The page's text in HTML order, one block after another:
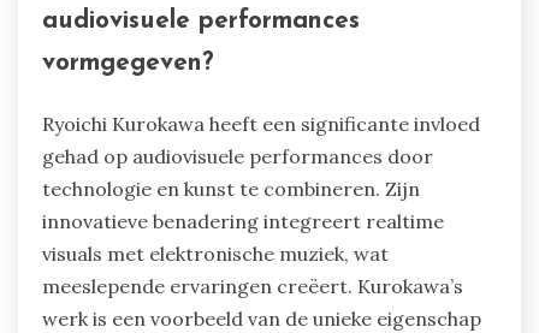
audiovisuele performances
vormgegeven?
Ryoichi Kurokawa heeft een significante invloed
gehad op audiovisuele performances door
technologie en kunst te combineren. Zijn
innovatieve benadering integreert realtime
visuals met elektronische muziek, wat
meeslepende ervaringen creëert. Kurokawa’s
werk is een voorbeeld van de unieke eigenschap